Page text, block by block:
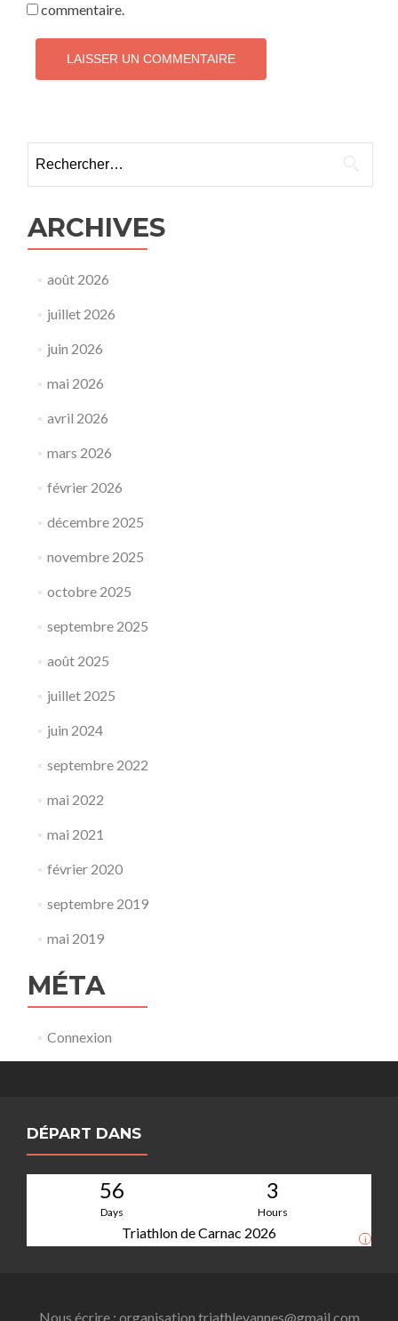
commentaire.
ARCHIVES
août 2026
juillet 2026
juin 2026
mai 2026
avril 2026
mars 2026
février 2026
décembre 2025
novembre 2025
octobre 2025
septembre 2025
août 2025
juillet 2025
juin 2024
septembre 2022
mai 2022
mai 2021
février 2020
septembre 2019
mai 2019
MÉTA
Connexion
DÉPART DANS
56
Days
3
Hours
Triathlon de Carnac 2026 i
Nous écrire : organisation.triathlevannes@gmail.com